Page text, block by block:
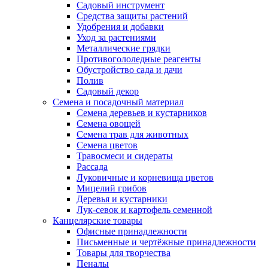
Садовый инструмент
Средства защиты растений
Удобрения и добавки
Уход за растениями
Металлические грядки
Противогололедные реагенты
Обустройство сада и дачи
Полив
Садовый декор
Семена и посадочный материал
Семена деревьев и кустарников
Семена овощей
Семена трав для животных
Семена цветов
Травосмеси и сидераты
Рассада
Луковичные и корневища цветов
Мицелий грибов
Деревья и кустарники
Лук-севок и картофель семенной
Канцелярские товары
Офисные принадлежности
Письменные и чертёжные принадлежности
Товары для творчества
Пеналы